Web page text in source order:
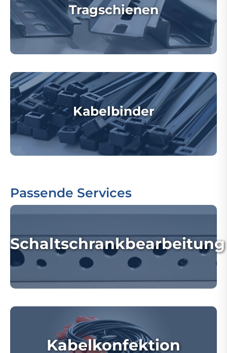
Tragschienen
Kabelbinder
Passende Services
Schaltschrankbearbeitung
Kabelkonfektion